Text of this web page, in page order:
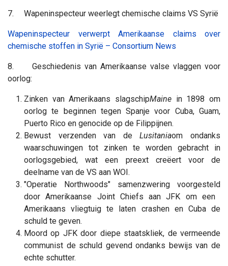
7. Wapeninspecteur weerlegt chemische claims VS Syrië
Wapeninspecteur verwerpt Amerikaanse claims over
chemische stoffen in Syrië – Consortium News
8. Geschiedenis van Amerikaanse valse vlaggen voor
oorlog:
Zinken van Amerikaans slagschipMaine in 1898 om
oorlog te beginnen tegen Spanje voor Cuba, Guam,
Puerto Rico en genocide op de Filippijnen.
Bewust verzenden van deLusitaniaom ondanks
waarschuwingen tot zinken te worden gebracht in
oorlogsgebied, wat een preext creëert voor de
deelname van de VS aan WOI.
"Operatie Northwoods" samenzwering voorgesteld
door Amerikaanse Joint Chiefs aan JFK om een ​​
Amerikaans vliegtuig te laten crashen en Cuba de
schuld te geven.
Moord op JFK door diepe staatskliek, de vermeende
communist de schuld gevend ondanks bewijs van de
echte schutter.